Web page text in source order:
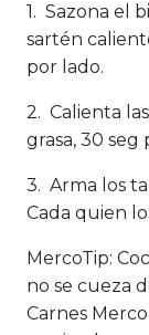
1. Sazona el
sartén
por lado.
2. Calienta
grasa, 30 seg
3. Arma los
Cada quien
MercoTip:
no se cueza
Carnes